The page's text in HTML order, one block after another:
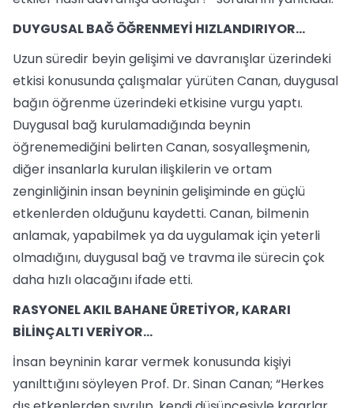
DUYGUSAL BAĞ ÖĞRENMEYİ HIZLANDIRIYOR…
Uzun süredir beyin gelişimi ve davranışlar üzerindeki
etkisi konusunda çalışmalar yürüten Canan, duygusal
bağın öğrenme üzerindeki etkisine vurgu yaptı.
Duygusal bağ kurulamadığında beynin
öğrenemediğini belirten Canan, sosyalleşmenin,
diğer insanlarla kurulan ilişkilerin ve ortam
zenginliğinin insan beyninin gelişiminde en güçlü
etkenlerden olduğunu kaydetti. Canan, bilmenin
anlamak, yapabilmek ya da uygulamak için yeterli
olmadığını, duygusal bağ ve travma ile sürecin çok
daha hızlı olacağını ifade etti.
RASYONEL AKIL BAHANE ÜRETİYOR, KARARI
BİLİNÇALTI VERİYOR…
İnsan beyninin karar vermek konusunda kişiyi
yanılttığını söyleyen Prof. Dr. Sinan Canan; “Herkes